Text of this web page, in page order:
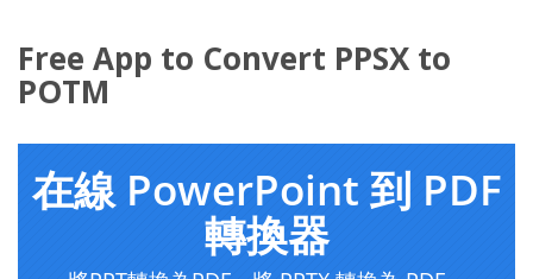
Free App to Convert PPSX to
POTM